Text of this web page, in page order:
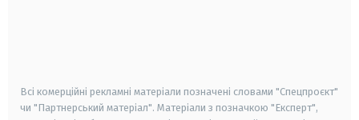
Всі комерційні рекламні матеріали позначені словами "Спецпроєкт"
чи "Партнерський матеріал". Матеріали з позначкою "Експерт",